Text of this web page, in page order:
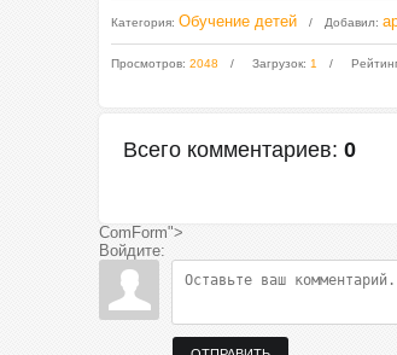
Категория: Обучение детей Добавил:
Просмотров: 2048 Загрузок: 1
Всего комментариев: 0
ComForm">
Войдите: